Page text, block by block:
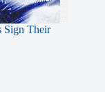
Sign Their